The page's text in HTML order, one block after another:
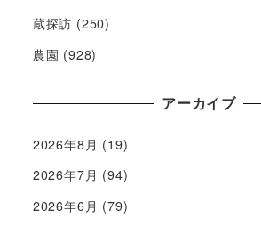
蔵探訪 (250)
農園 (928)
アーカイブ
2026年8月 (19)
2026年7月 (94)
2026年6月 (79)